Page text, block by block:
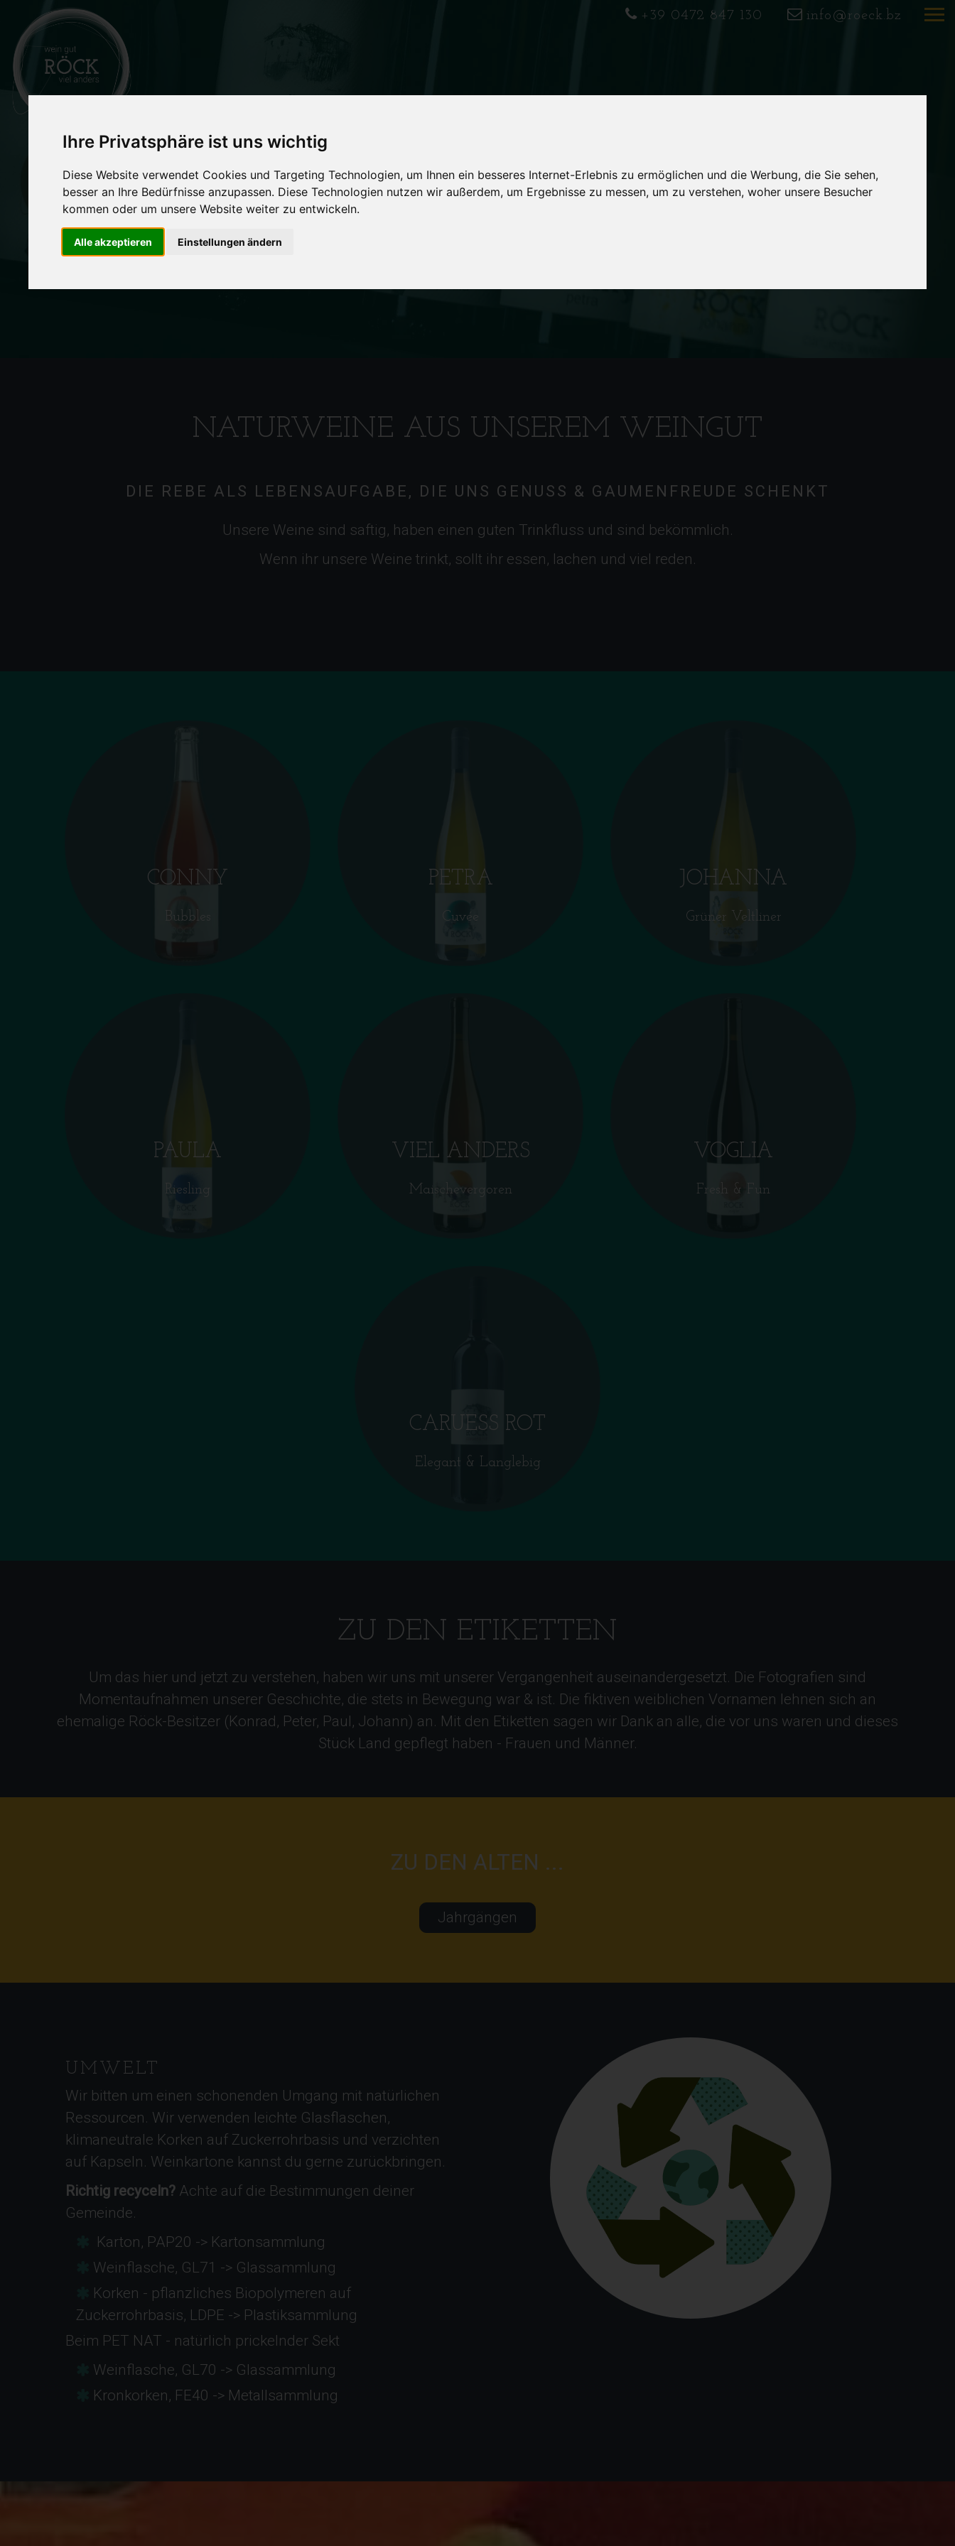
Ihre Privatsphäre ist uns wichtig
Diese Website verwendet Cookies und Targeting Technologien, um Ihnen ein besseres Internet-Erlebnis zu ermöglichen und die Werbung, die Sie sehen,
besser an Ihre Bedürfnisse anzupassen. Diese Technologien nutzen wir außerdem, um Ergebnisse zu messen, um zu verstehen, woher unsere Besucher
kommen oder um unsere Website weiter zu entwickeln.
Alle akzeptieren Einstellungen ändern
info@roeck.bz
+39 0472 847 130
WEINE
Authentisch & lebendig
NATURWEINE AUS UNSEREM WEINGUT
DIE REBE ALS LEBENSAUFGABE, DIE UNS GENUSS & GAUMENFREUDE SCHENKT
Unsere Weine sind saftig, haben einen guten Trinkfluss und sind bekömmlich.
Wenn ihr unsere Weine trinkt, sollt ihr essen, lachen und viel reden.
CONNY
Bubbles
PETRA
Cuvée
JOHANNA
Grüner Veltliner
PAULA
Riesling
VIEL ANDERS
Maischevergoren
VOGLIA
Fresh & Fun
CARUESS ROT
Elegant & Langlebig
ZU DEN ETIKETTEN
Um das hier und jetzt zu verstehen, haben wir uns mit unserer Vergangenheit auseinandergesetzt. Die Fotografien sind
Momentaufnahmen unserer Geschichte, die stets in Bewegung war & ist. Die fiktiven weiblichen Vornamen lehnen sich an
ehemalige Röck-Besitzer (Konrad, Peter, Paul, Johann) an. Mit den Etiketten sagen wir Dank an alle, die vor uns waren und dieses
Stück Land gepflegt haben - Frauen und Männer.
ZU DEN ALTEN ...
Jahrgängen
UMWELT
Wir bitten um einen schonenden Umgang mit natürlichen
Ressourcen. Wir verwenden leichte Glasflaschen,
klimaneutrale Korken auf Zuckerrohrbasis und verzichten
auf Kapseln. Weinkartone kannst du gerne zurückbringen.
Richtig recyceln? Achte auf die Bestimmungen deiner
Gemeinde.
Karton, PAP20 -> Kartonsammlung
Weinflasche, GL71 -> Glassammlung
Korken - pflanzliches Biopolymeren auf
Zuckerrohrbasis, LDPE -> Plastiksammlung
Beim PET NAT - natürlich prickelnder Sekt
Weinflasche, GL70 -> Glassammlung
Kronkorken, FE40 -> Metallsammlung